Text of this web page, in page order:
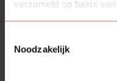
verzameld op basis
Noodzakelijk
geeft